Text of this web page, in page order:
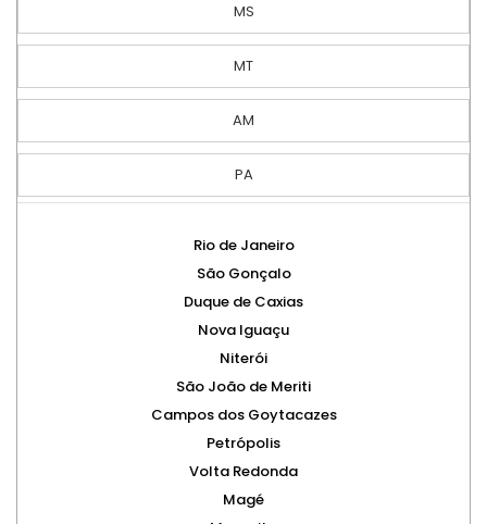
MS
MT
AM
PA
Rio de Janeiro
São Gonçalo
Duque de Caxias
Nova Iguaçu
Niterói
São João de Meriti
Campos dos Goytacazes
Petrópolis
Volta Redonda
Magé